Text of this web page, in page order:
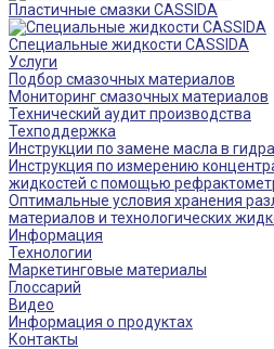
Пластичные смазки CASSIDA
Специальные жидкости CASSIDA
Услуги
Подбор смазочных материалов
Мониторинг смазочных материалов
Технический аудит производства
Техподдержка
Инструкции по замене масла в
Инструкция по измерению
жидкостей с помощью
Оптимальные условия хранения
материалов и технологических
Информация
Технологии
Маркетинговые материалы
Глоссарий
Видео
Информация о продуктах
Контакты